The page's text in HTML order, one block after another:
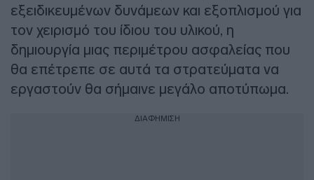
εξειδικευμένων δυνάμεων και εξοπλισμού για
τον χειρισμό του ίδιου του υλικού, η
δημιουργία μιας περιμέτρου ασφαλείας που
θα επέτρεπε σε αυτά τα στρατεύματα να
εργαστούν θα σήμαινε μεγάλο αποτύπωμα.
ΔΙΑΦΗΜΙΣΗ